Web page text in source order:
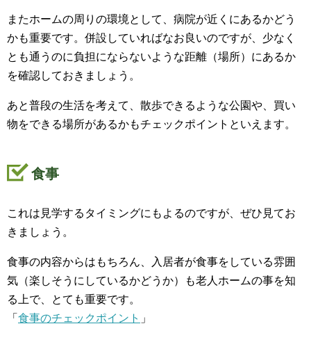
またホームの周りの環境として、病院が近くにあるかどう
かも重要です。併設していればなお良いのですが、少なく
とも通うのに負担にならないような距離（場所）にあるか
を確認しておきましょう。
あと普段の生活を考えて、散歩できるような公園や、買い
物をできる場所があるかもチェックポイントといえます。
食事
これは見学するタイミングにもよるのですが、ぜひ見てお
きましょう。
食事の内容からはもちろん、入居者が食事をしている雰囲
気（楽しそうにしているかどうか）も老人ホームの事を知
る上で、とても重要です。
「 食事のチェックポイント 」